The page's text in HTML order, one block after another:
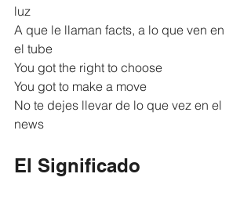
luz
A que le llaman facts, a lo que ven en
el tube
You got the right to choose
You got to make a move
No te dejes llevar de lo que vez en el
news
El Significado